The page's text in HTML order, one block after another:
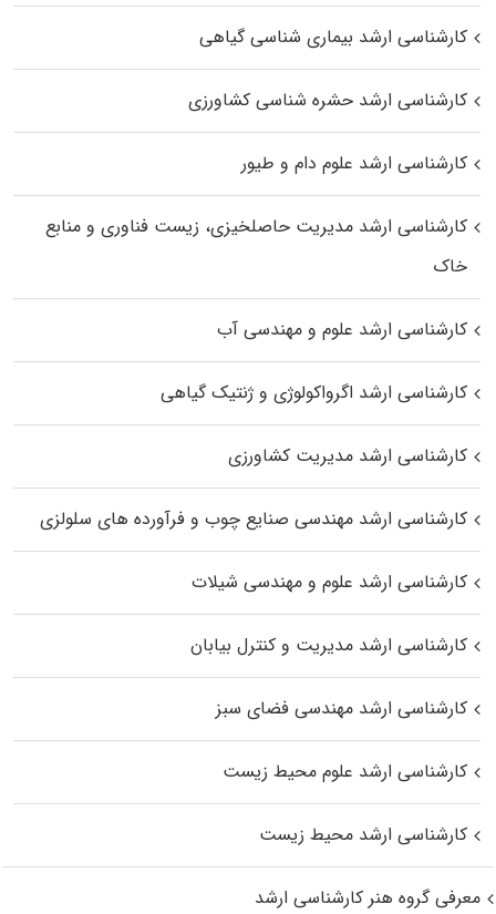
کارشناسی ارشد بیماری‌ شناسی گیاهی
کارشناسی ارشد حشره‌ شناسی کشاورزی
کارشناسی ارشد علوم دام و طیور
کارشناسی ارشد مدیریت حاصلخیزی، زیست فناوری و منابع
خاک
کارشناسی ارشد علوم و مهندسی آب
کارشناسی ارشد اگرواکولوژی و ژنتیک گیاهی
کارشناسی ارشد مدیریت کشاورزی
کارشناسی ارشد مهندسی صنایع چوب و فرآورده‌ های سلولزی
کارشناسی ارشد علوم و مهندسی شیلات
کارشناسی ارشد مدیریت و کنترل بیابان
کارشناسی ارشد مهندسی فضای سبز
کارشناسی ارشد علوم محیط‌ زیست
کارشناسی ارشد محیط زیست
معرفی گروه هنر کارشناسی ارشد